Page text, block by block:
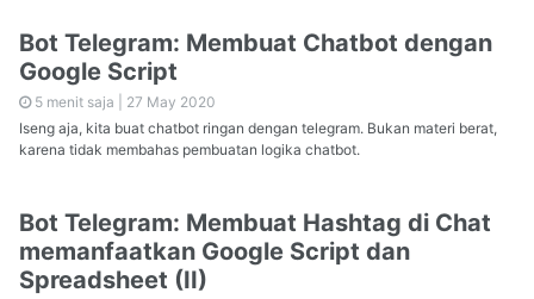
Bot Telegram: Membuat Chatbot dengan
Google Script
5 menit saja | 27 May 2020
Iseng aja, kita buat chatbot ringan dengan telegram. Bukan materi berat,
karena tidak membahas pembuatan logika chatbot.
Bot Telegram: Membuat Hashtag di Chat
memanfaatkan Google Script dan
Spreadsheet (II)